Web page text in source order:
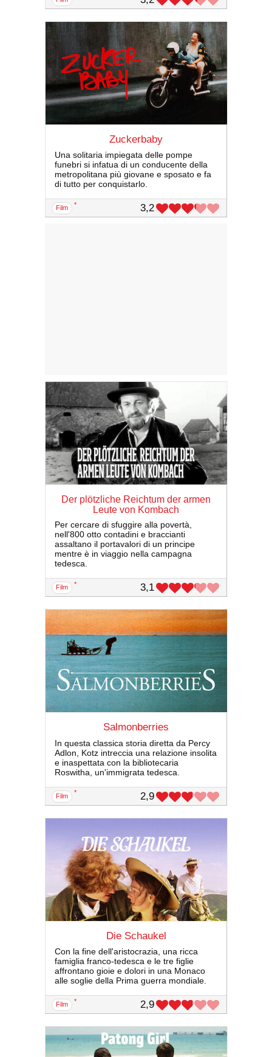
Zuckerbaby
Una solitaria impiegata delle pompe
funebri si infatua di un conducente della
metropolitana più giovane e sposato e fa
di tutto per conquistarlo.
film * 3,2
Der plötzliche Reichtum der armen
Leute von Kombach
Per cercare di sfuggire alla povertà,
nell'800 otto contadini e braccianti
assaltano il portavalori di un principe
mentre è in viaggio nella campagna
tedesca.
film * 3,1
Salmonberries
In questa classica storia diretta da Percy
Adlon, Kotz intreccia una relazione insolita
e inaspettata con la bibliotecaria
Roswitha, un'immigrata tedesca.
film * 2,9
Die Schaukel
Con la fine dell'aristocrazia, una ricca
famiglia franco-tedesca e le tre figlie
affrontano gioie e dolori in una Monaco
alle soglie della Prima guerra mondiale.
film * 2,9